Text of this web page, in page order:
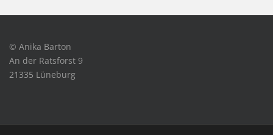
© Anika Barton
An der Ratsforst 9
21335 Lüneburg